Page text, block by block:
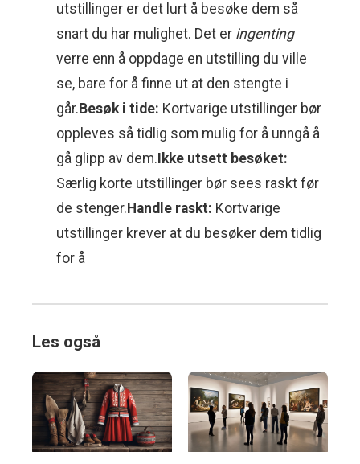
utstillinger er det lurt å besøke dem så
snart du har mulighet. Det er ingenting
verre enn å oppdage en utstilling du ville
se, bare for å finne ut at den stengte i
går. Besøk i tide: Kortvarige utstillinger bør
oppleves så tidlig som mulig for å unngå å
gå glipp av dem. Ikke utsett besøket:
Særlig korte utstillinger bør sees raskt før
de stenger. Handle raskt: Kortvarige
utstillinger krever at du besøker dem tidlig
for å
Les også